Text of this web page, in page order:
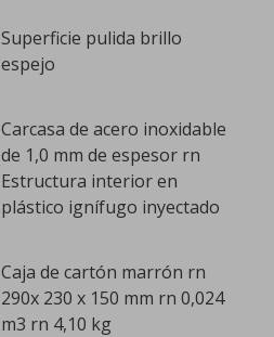
Superficie pulida brillo
espejo
Carcasa de acero inoxidable
de 1,0 mm de espesor rn
Estructura interior en
plástico ignífugo inyectado
Caja de cartón marrón rn
290x 230 x 150 mm rn 0,024
m3 rn 4,10 kg